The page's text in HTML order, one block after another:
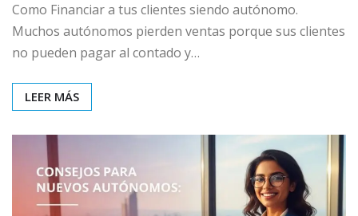
Como Financiar a tus clientes siendo autónomo.
Muchos autónomos pierden ventas porque sus clientes
no pueden pagar al contado y…
LEER MÁS